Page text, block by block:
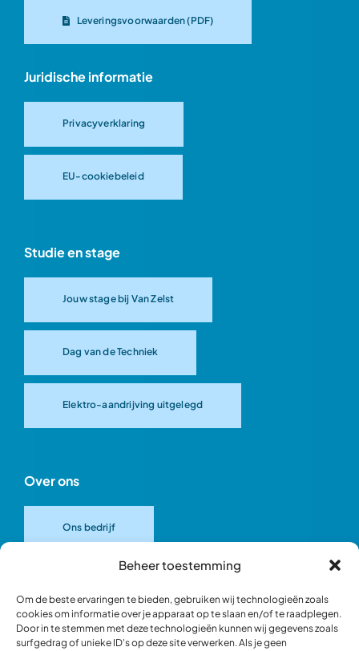
Beheer toestemming
Om de beste ervaringen te bieden, gebruiken wij technologieën zoals
cookies om informatie over je apparaat op te slaan en/of te raadplegen.
Door in te stemmen met deze technologieën kunnen wij gegevens zoals
surfgedrag of unieke ID's op deze site verwerken. Als je geen
Leveringsvoorwaarden (PDF)
Juridische informatie
Privacyverklaring
EU-cookiebeleid
Studie en stage
Jouw stage bij Van Zelst
Dag van de Techniek
Elektro-aandrijving uitgelegd
Over ons
Ons bedrijf
Ons team